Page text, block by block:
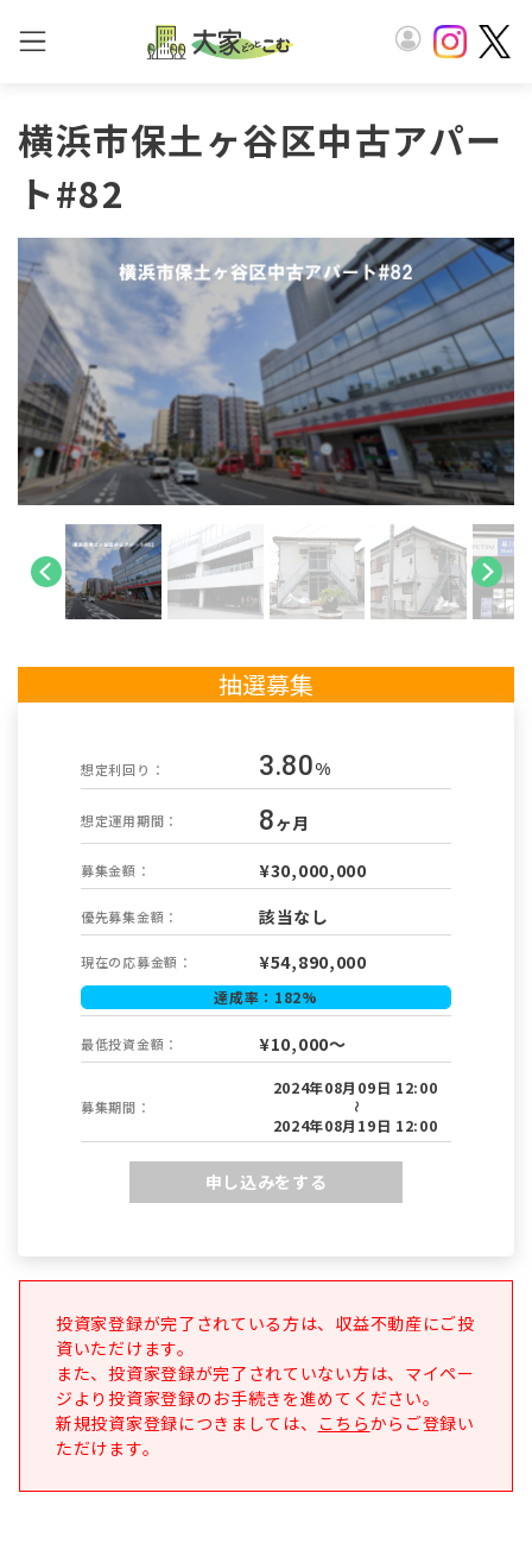
横浜市保土ヶ谷区中古アパー
ト#82
抽選募集
想定利回り： 3.80%
想定運用期間： 8ヶ月
募集金額： ¥30,000,000
優先募集金額： 該当なし
現在の応募金額： ¥54,890,000
達成率： 182%
最低投資金額： ¥10,000～
募集期間：
2024年08月09日 12:00
～
2024年08月19日 12:00
申し込みをする
投資家登録が完了されている方は、収益不動産にご投
資いただけます。
また、投資家登録が完了されていない方は、マイペー
ジより投資家登録のお手続きを進めてください。
新規投資家登録につきましては、 こちらからご登録い
ただけます。